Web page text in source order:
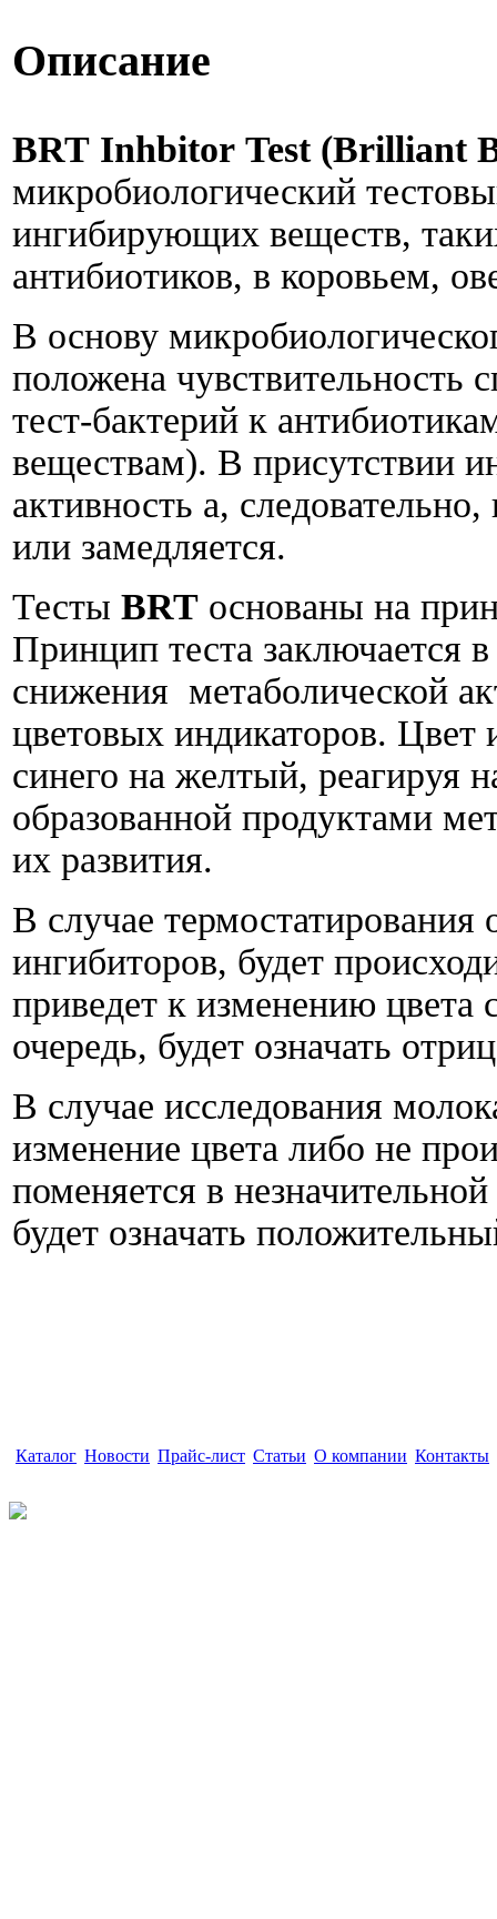
Описание
BRT Inhbitor Test (Brilliant
микробиологический
ингибирующих веществ,
антибиотиков, в коровьем,
В основу
положена
тест-бактерий к
веществам). В присутствии
активность а,
или замедляется.
Тесты BRT основаны на
Принцип теста заключается
снижения метаболической
цветовых индикаторов. Цвет
синего на желтый, реагируя
образованной продуктами
их развития.
В случае
ингибиторов, будет
приведет к изменению цвета
очередь, будет означать
В случае исследования
изменение цвета либо не
поменяется в
будет означать
Каталог Новости Прайс-лист Статьи О компании Контакты